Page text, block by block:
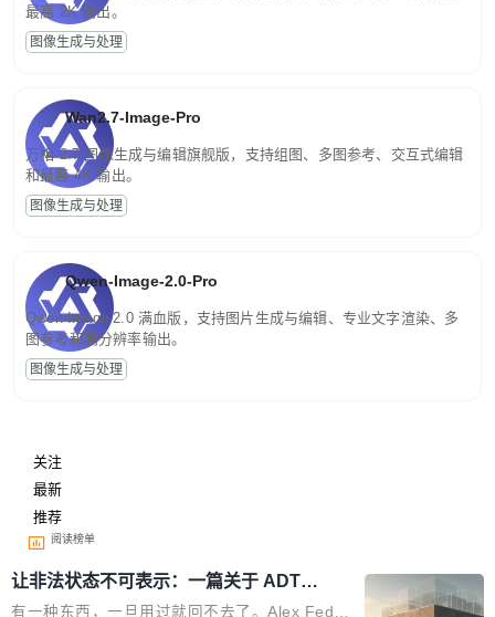
最高 2K 输出。
图像生成与处理
Wan2.7-Image-Pro
万相 2.7 图像生成与编辑旗舰版，支持组图、多图参考、交互式编辑
和最高 4K 输出。
图像生成与处理
Qwen-Image-2.0-Pro
Qwen-Image-2.0 满血版，支持图片生成与编辑、专业文字渲染、多
图参考和高分辨率输出。
图像生成与处理
关注
最新
推荐
阅读榜单
让非法状态不可表示：一篇关于 ADT
的帖子在 Reddit 火了
有一种东西，一旦用过就回不去了。Alex Fedos